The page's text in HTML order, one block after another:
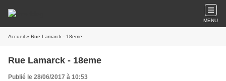
MENU
Accueil » Rue Lamarck - 18eme
Rue Lamarck - 18eme
Publié le 28/06/2017 à 10:53